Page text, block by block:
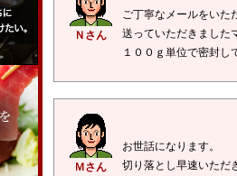
Ｎさん
ご丁寧なメールをいた
送っていただきました
１００ｇ単位で密封し
Ｍさん
お世話になります。
切り落とし早速いただ